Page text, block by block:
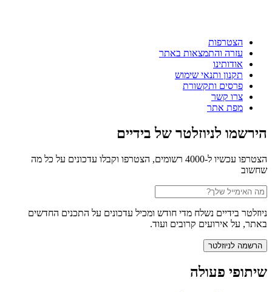
הצטרפות
עזרה והתמצאות באתר
אודותינו
תקנון ותנאי שימוש
פרסים ותקשורת
צרו קשר
מפת אתר
הירשמו לניוזלטר של בידיים
הצטרפו עכשיו ל-4000 רשומים, הצטרפו וקבלו עדכונים על כל מה
שחשוב
ניוזלטר בידיים נשלח מדי חודש ומכיל עדכונים על התכנים החדשים
באתר, על אירועים קרובים ועוד.
שיתופי פעולה